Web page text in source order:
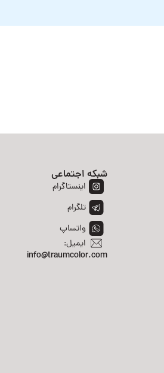
شبکه اجتماعی
اینستاگرام
تلگرام
واتساپ
ایمیل:
info@traumcolor.com